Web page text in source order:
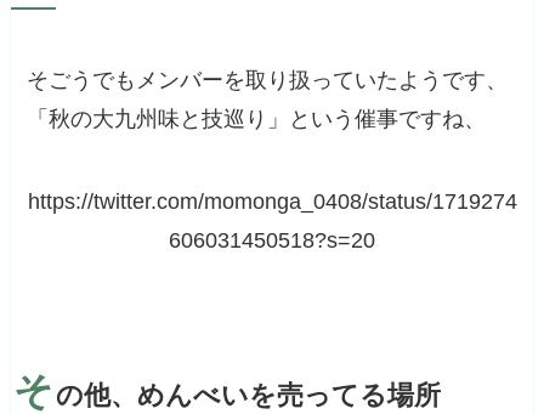
そごうでもメンバーを取り扱っていたようです、
「秋の大九州味と技巡り」という催事ですね、
https://twitter.com/momonga_0408/status/1719274
606031450518?s=20
そ の他、めんべいを売ってる場所